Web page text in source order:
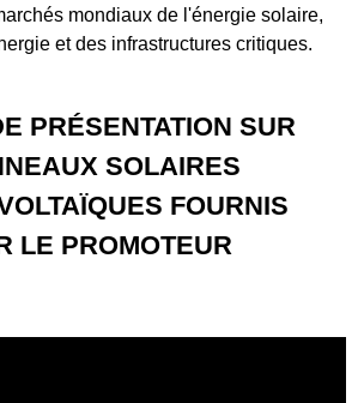
mondiaux de l'énergie solaire,
et des infrastructures critiques.
PRÉSENTATION SUR
SOLAIRES
FOURNIS
LE PROMOTEUR